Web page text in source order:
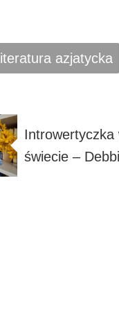
literatura azjatycka
Introwertyczka
świecie –